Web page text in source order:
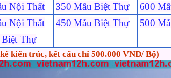
Nội Thất 350 Mẫu Biệt Thự 600
Nội Thất 450 Mẫu Biệt Thự 500
Thự
kiến trúc, kết cấu chỉ 500.000 VNĐ/ Bộ)